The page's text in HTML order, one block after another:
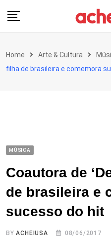
Home Arte & Cultura
filha de brasileira e comemora
MÚSICA
Coautora de
de brasileira e
sucesso do hit
BYACHEIUSA 08/06/2017